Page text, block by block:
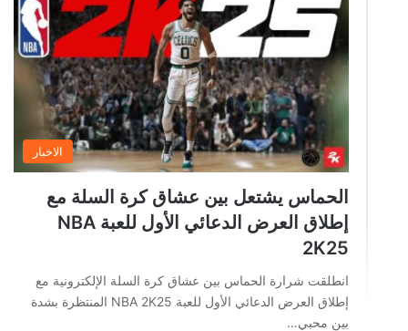
الاخبار
الحماس يشتعل بين عشاق كرة السلة مع
إطلاق العرض الدعائي الأول للعبة NBA
2K25
انطلقت شرارة الحماس بين عشاق كرة السلة الإلكترونية مع
إطلاق العرض الدعائي الأول للعبة NBA 2K25 المنتظرة بشدة
بين محبي…